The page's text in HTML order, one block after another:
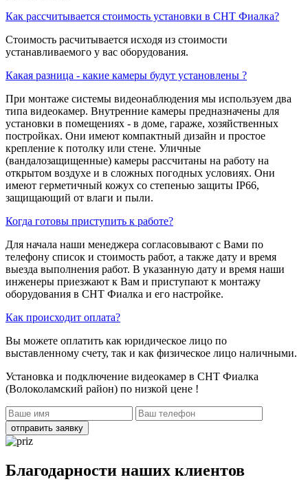
Как рассчитывается стоимость установки в СНТ Фиалка?
Стоимость расчитывается исходя из стоимости
устанавливаемого у вас оборудования.
Какая разница - какие камеры будут установлены ?
При монтаже системы видеонаблюдения мы используем два
типа видеокамер. Внутренние камеры предназначены для
установки в помещениях - в доме, гараже, хозяйственных
постройках. Они имеют компактный дизайн и простое
крепление к потолку или стене. Уличные
(вандалозащищенные) камеры рассчитаны на работу на
открытом воздухе и в сложных погодных условиях. Они
имеют герметичный кожух со степенью защиты IP66,
защищающий от влаги и пыли.
Когда готовы приступить к работе?
Для начала наши менеджера согласовывают с Вами по
телефону список и стоимость работ, а также дату и время
выезда выполнения работ. В указанную дату и время наши
инженеры приезжают к Вам и приступают к монтажу
оборудования в СНТ Фиалка и его настройке.
Как происходит оплата?
Вы можете оплатить как юридическое лицо по
выставленному счету, так и как физическое лицо наличными.
Установка и подключение видеокамер в СНТ Фиалка
(Волоколамский район) по низкой цене !
отправить заявку
Благодарности наших клиентов